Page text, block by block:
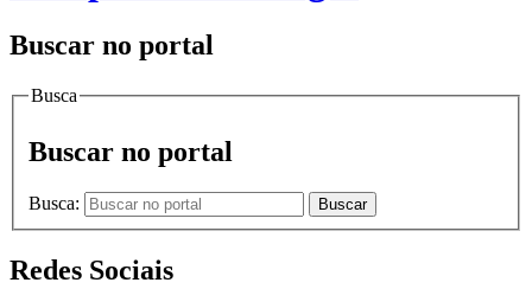
Buscar no portal
Busca
Buscar no portal
Busca: Buscar
Redes Sociais